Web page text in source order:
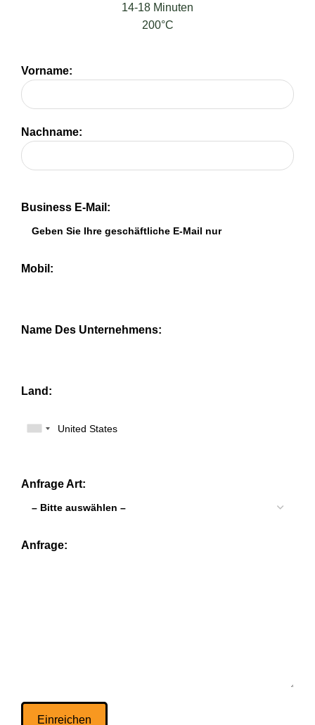
14-18 Minuten
200°C
Vorname:
Nachname:
Business E-Mail:
Mobil:
Name Des Unternehmens:
Land:
Anfrage Art:
Anfrage: